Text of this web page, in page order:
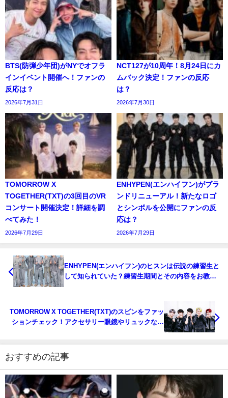
BTS(防弾少年団)がNYでオフラ
インイベント開催へ！ファンの
反応は？
2026年7月31日
NCT127が10周年！8月24日にカ
ムバック決定！ファンの反応
は？
2026年7月30日
TOMORROW X
TOGETHER(TXT)の3回目のVR
コンサート開催決定！詳細を調
べてみた！
2026年7月29日
ENHYPEN(エンハイフン)がブラ
ンドリニューアル！新たなロゴ
とシンボルを公開にファンの反
応は？
2026年7月29日
ENHYPEN(エンハイフン)のヒスンは伝説の練習生と
して知られていた？練習生期間とその内容をお教え
TOMORROW X TOGETHER(TXT)のスビンをファッ
ションチェック！アクセサリー眼鏡やリュックなど
おすすめの記事